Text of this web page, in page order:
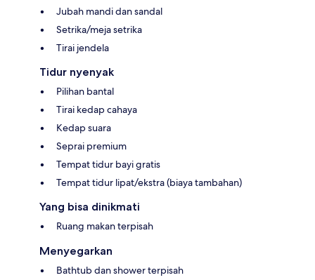
Jubah mandi dan sandal
Setrika/meja setrika
Tirai jendela
Tidur nyenyak
Pilihan bantal
Tirai kedap cahaya
Kedap suara
Seprai premium
Tempat tidur bayi gratis
Tempat tidur lipat/ekstra (biaya tambahan)
Yang bisa dinikmati
Ruang makan terpisah
Menyegarkan
Bathtub dan shower terpisah